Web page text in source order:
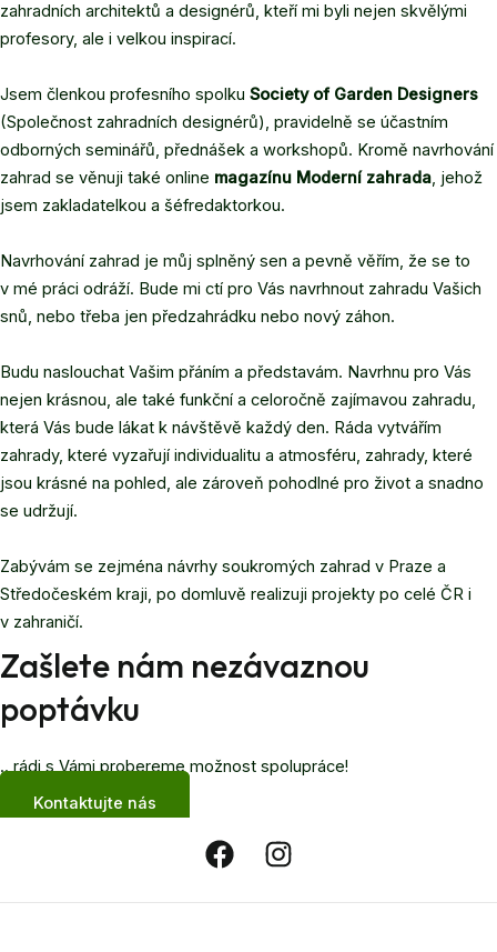
zahradních architektů a designérů, kteří mi byli nejen skvělými
profesory, ale i velkou inspirací.
Jsem členkou profesního spolku Society of Garden Designers
(Společnost zahradních designérů), pravidelně se účastním
odborných seminářů, přednášek a workshopů. Kromě navrhování
zahrad se věnuji také online magazínu Moderní zahrada, jehož
jsem zakladatelkou a šéfredaktorkou.
Navrhování zahrad je můj splněný sen a pevně věřím, že se to
v mé práci odráží. Bude mi ctí pro Vás navrhnout zahradu Vašich
snů, nebo třeba jen předzahrádku nebo nový záhon.
Budu naslouchat Vašim přáním a představám. Navrhnu pro Vás
nejen krásnou, ale také funkční a celoročně zajímavou zahradu,
která Vás bude lákat k návštěvě každý den. Ráda vytvářím
zahrady, které vyzařují individualitu a atmosféru, zahrady, které
jsou krásné na pohled, ale zároveň pohodlné pro život a snadno
se udržují.
Zabývám se zejména návrhy soukromých zahrad v Praze a
Středočeském kraji, po domluvě realizuji projekty po celé ČR i
v zahraničí.
Zašlete nám nezávaznou
poptávku
.. rádi s Vámi probereme možnost spolupráce!
Kontaktujte nás